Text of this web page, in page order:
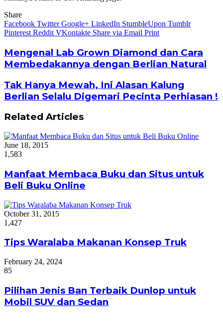
Share
Facebook Twitter Google+ LinkedIn StumbleUpon Tumblr
Pinterest Reddit VKontakte Share via Email Print
Mengenal Lab Grown Diamond dan Cara
Membedakannya dengan Berlian Natural
Tak Hanya Mewah, Ini Alasan Kalung
Berlian Selalu Digemari Pecinta Perhiasan !
Related Articles
June 18, 2015
1,583
Manfaat Membaca Buku dan Situs untuk
Beli Buku Online
October 31, 2015
1,427
Tips Waralaba Makanan Konsep Truk
February 24, 2024
85
Pilihan Jenis Ban Terbaik Dunlop untuk
Mobil SUV dan Sedan